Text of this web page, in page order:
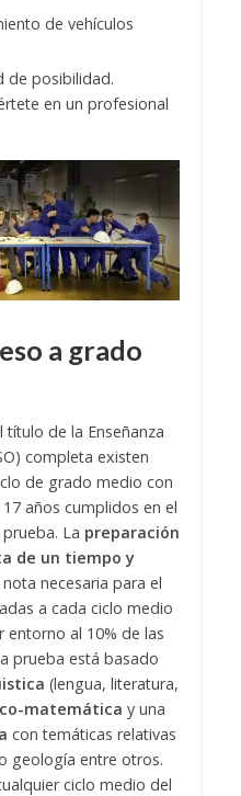
de vehículos
de posibilidad.
en un profesional
a grado
de la Enseñanza
completa existen
de grado medio con
años cumplidos en el
La preparación
de un tiempo y
necesaria para el
a cada ciclo medio
entorno al 10% de las
prueba está basado
(lengua, literatura,
matemática y una
con temáticas relativas
geología entre otros.
ciclo medio del